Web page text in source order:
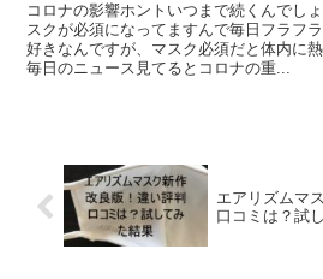
コロナの影響ホントいつまで続くんでし
スクが必須になってますんで毎日フラフ
好きなんですが、マスク必須だと体内に
毎日のニュース見てるとコロナの重...
エアリズムマ
口コミは？試